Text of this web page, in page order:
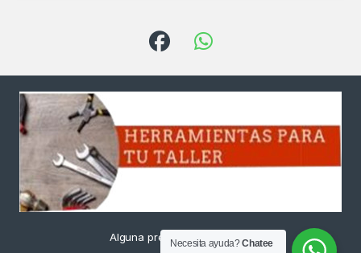
Alguna pregunta ? Llámanos
Necesita ayuda?Chatee